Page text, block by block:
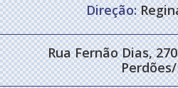
Direção:
Rua Fernão Dias, 270